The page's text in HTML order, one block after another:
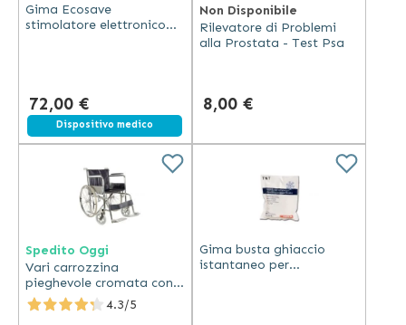
Gima Ecosave
stimolatore elettronico
72,00 €
Dispositivo medico
Non Disponibile
Rilevatore di Problemi
alla Prostata - Test Psa
8,00 €
Spedito Oggi
Vari carrozzina
pieghevole cromata con
struttura leggera,
braccioli e pedane
4.3/5
Gima busta ghiaccio
istantaneo per